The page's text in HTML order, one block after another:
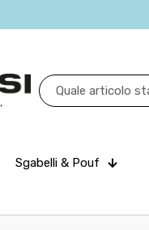
Sgabelli & Pouf